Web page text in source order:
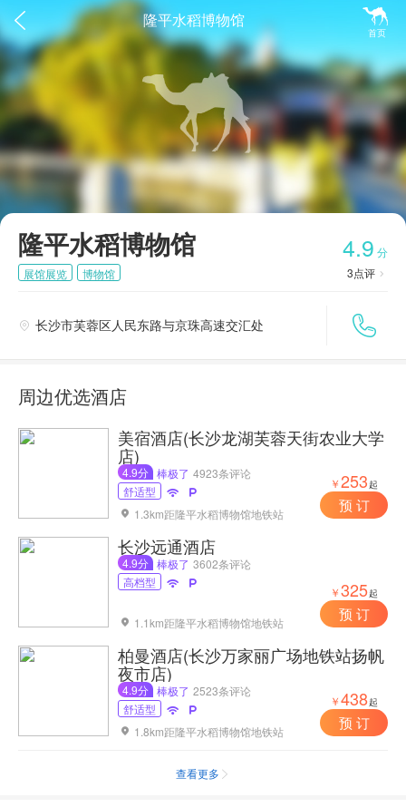
 
首页
隆平水稻博物馆
隆平水稻博物馆 4.9 分
3点评 
展馆展览 博物馆

 长沙市芙蓉区人民东路与京珠高速交汇处
周边优选酒店
美宿酒店(长沙龙湖芙蓉天街农业大学
店)
4.9分 棒极了 4923条评论
舒适型


 1.3km距隆平水稻博物馆地铁站
￥253起
预 订
长沙远通酒店
4.9分 棒极了 3602条评论
高档型
 
 1.1km距隆平水稻博物馆地铁站
￥325起
预 订
柏曼酒店(长沙万家丽广场地铁站扬帆
夜市店)
4.9分 棒极了 2523条评论
舒适型


 1.8km距隆平水稻博物馆地铁站
￥438起
预 订
查看更多 